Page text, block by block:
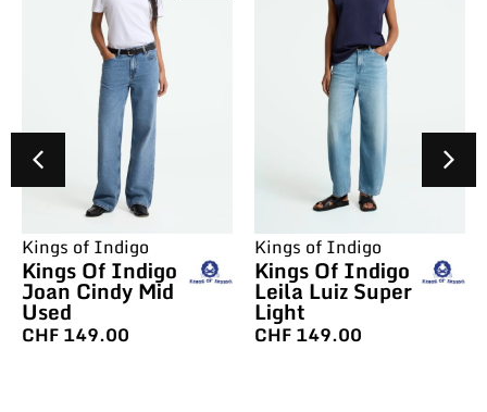
Kings of Indigo
Kings Of Indigo
Joan Cindy Mid
Used
CHF149.00
Kings of Indigo
Kings Of Indigo
Leila Luiz Super
Light
CHF149.00